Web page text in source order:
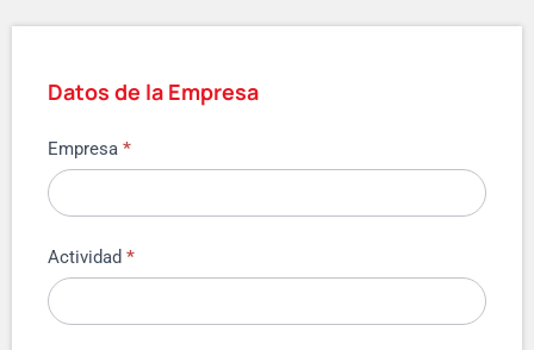
Datos de la Empresa
Empresa *
Actividad *